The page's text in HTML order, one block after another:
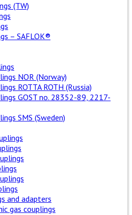
(TW)
– SAFLOK®
NOR (Norway)
ROTTA ROTH (Russia)
GOST no. 28352-89, 2217-
SMS (Sweden)
and adapters
gas couplings